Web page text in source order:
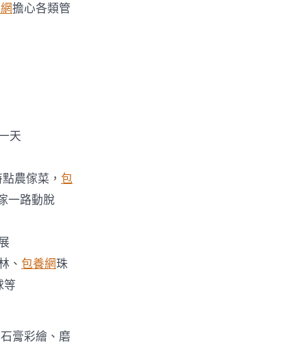
擔心各類管
天
農傢菜， 包
一路動脫
、 包養網珠
等
膏彩繪、磨